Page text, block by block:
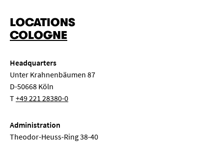
LOCATIONS
COLOGNE
Headquarters
Unter Krahnenbäumen 87
D-50668 Köln
T+49 221 28380-0
Administration
Theodor-Heuss-Ring 38-40